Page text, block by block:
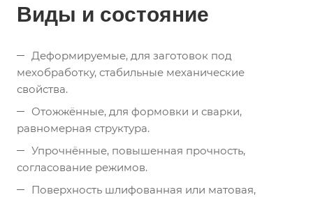
Виды и состояние
Деформируемые, для заготовок под
мехобработку, стабильные механические
свойства.
Отожжённые, для формовки и сварки,
равномерная структура.
Упрочнённые, повышенная прочность,
согласование режимов.
Поверхность шлифованная или матовая,